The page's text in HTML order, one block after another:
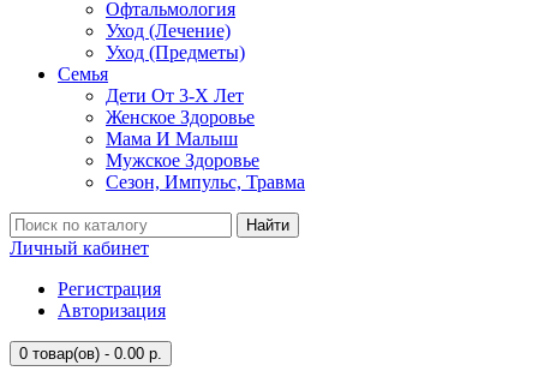
Офтальмология
Уход (Лечение)
Уход (Предметы)
Семья
Дети От 3-Х Лет
Женское Здоровье
Мама И Малыш
Мужское Здоровье
Сезон, Импульс, Травма
Найти
Личный кабинет
Регистрация
Авторизация
0 товар(ов) - 0.00 р.